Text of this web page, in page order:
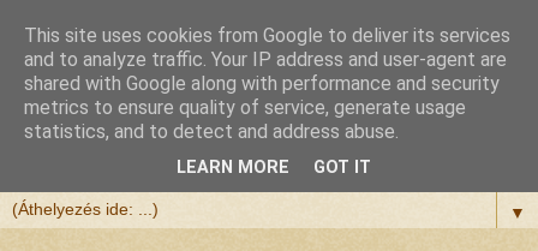
Félix atya
Szeretettel köszöntöm a honlapomra ellátogatót.
▼
This site uses cookies from Google to deliver its services
and to analyze traffic. Your IP address and user-agent are
shared with Google along with performance and security
metrics to ensure quality of service, generate usage
statistics, and to detect and address abuse.
LEARN MORE GOT IT